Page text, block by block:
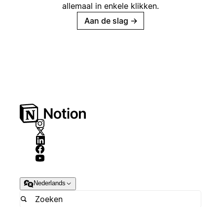
allemaal in enkele klikken.
Aan de slag →
Nederlands